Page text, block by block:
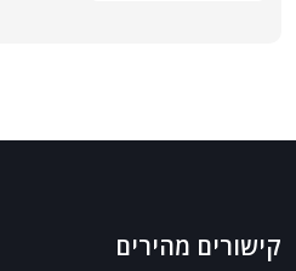
קישורים מהירים